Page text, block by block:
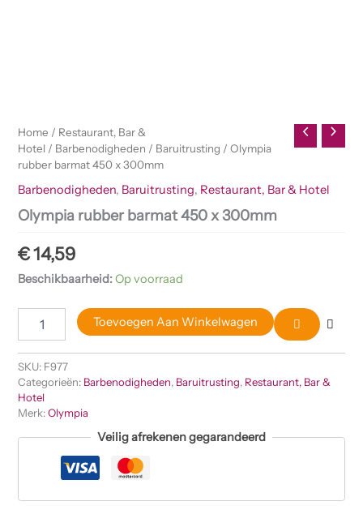
Home / Restaurant, Bar &
Hotel / Barbenodigheden / Baruitrusting / Olympia
rubber barmat 450 x 300mm
Barbenodigheden, Baruitrusting, Restaurant, Bar & Hotel
Olympia rubber barmat 450 x 300mm
€14,59
Beschikbaarheid:Op voorraad
Toevoegen Aan Winkelwagen
SKU: F977
Categorieën: Barbenodigheden, Baruitrusting, Restaurant, Bar &
Hotel
Merk:Olympia
Veilig afrekenen gegarandeerd